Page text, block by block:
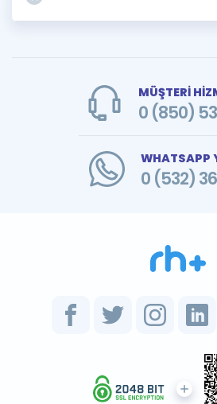
MÜŞTERİ
0 (850)
WHATSAPP
0 (532)